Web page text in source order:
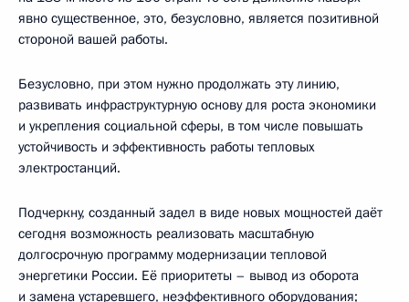
явно существенное, это, безусловно, является позитивной
стороной вашей работы.
Безусловно, при этом нужно продолжать эту линию,
развивать инфраструктурную основу для роста экономики
и укрепления социальной сферы, в том числе повышать
устойчивость и эффективность работы тепловых
электростанций.
Подчеркну, созданный задел в виде новых мощностей даёт
сегодня возможность реализовать масштабную
долгосрочную программу модернизации тепловой
энергетики России. Её приоритеты – вывод из оборота
и замена устаревшего, неэффективного оборудования;